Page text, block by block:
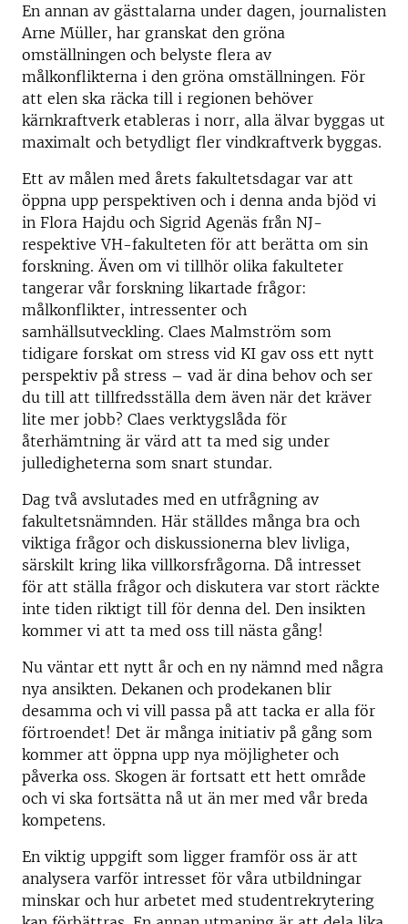
En annan av gästtalarna under dagen, journalisten
Arne Müller, har granskat den gröna
omställningen och belyste flera av
målkonflikterna i den gröna omställningen. För
att elen ska räcka till i regionen behöver
kärnkraftverk etableras i norr, alla älvar byggas ut
maximalt och betydligt fler vindkraftverk byggas.
Ett av målen med årets fakultetsdagar var att
öppna upp perspektiven och i denna anda bjöd vi
in Flora Hajdu och Sigrid Agenäs från NJ-
respektive VH-fakulteten för att berätta om sin
forskning. Även om vi tillhör olika fakulteter
tangerar vår forskning likartade frågor:
målkonflikter, intressenter och
samhällsutveckling. Claes Malmström som
tidigare forskat om stress vid KI gav oss ett nytt
perspektiv på stress – vad är dina behov och ser
du till att tillfredsställa dem även när det kräver
lite mer jobb? Claes verktygslåda för
återhämtning är värd att ta med sig under
julledigheterna som snart stundar.
Dag två avslutades med en utfrågning av
fakultetsnämnden. Här ställdes många bra och
viktiga frågor och diskussionerna blev livliga,
särskilt kring lika villkorsfrågorna. Då intresset
för att ställa frågor och diskutera var stort räckte
inte tiden riktigt till för denna del. Den insikten
kommer vi att ta med oss till nästa gång!
Nu väntar ett nytt år och en ny nämnd med några
nya ansikten. Dekanen och prodekanen blir
desamma och vi vill passa på att tacka er alla för
förtroendet! Det är många initiativ på gång som
kommer att öppna upp nya möjligheter och
påverka oss. Skogen är fortsatt ett hett område
och vi ska fortsätta nå ut än mer med vår breda
kompetens.
En viktig uppgift som ligger framför oss är att
analysera varför intresset för våra utbildningar
minskar och hur arbetet med studentrekrytering